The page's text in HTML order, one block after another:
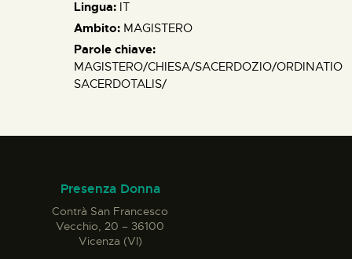
Lingua: IT
Ambito: MAGISTERO
Parole chiave:
MAGISTERO/CHIESA/SACERDOZIO/ORDINATIO
SACERDOTALIS/
Presenza Donna
Contrà San Francesco
Vecchio, 20 – 36100
Vicenza (VI)